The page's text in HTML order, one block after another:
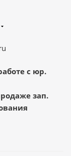
с юр.
зап.